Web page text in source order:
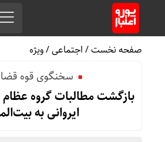
صفحه نخست/اجتماعی/ویژه
سخنگوی قوه
بازگشت مطالبات گروه
ایروانی به